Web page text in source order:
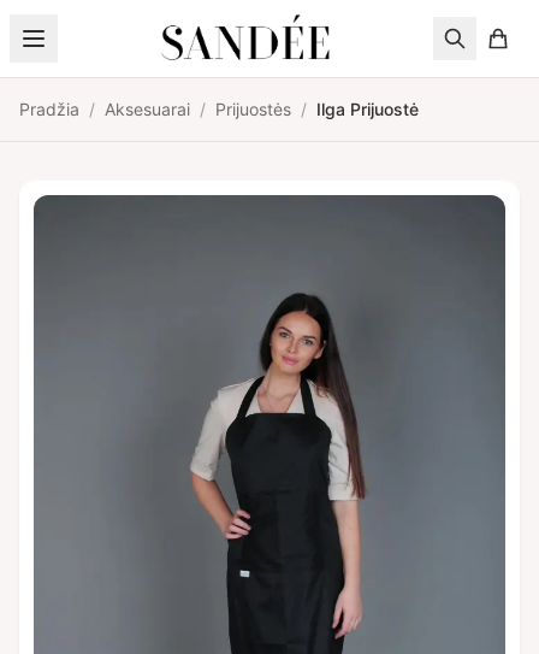
Pereiti prie turinio
Pradžia / Aksesuarai / Prijuostės / Ilga Prijuostė